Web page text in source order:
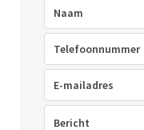
Telefoon
mailadres(Vereist)